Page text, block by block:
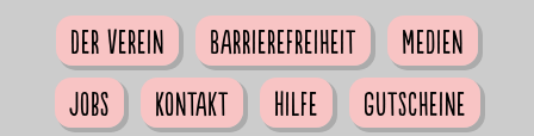
Der Verein Barrierefreiheit
Medien
Jobs
Kontakt Hilfe
Gutscheine